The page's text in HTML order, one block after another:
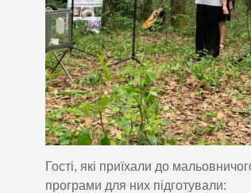
Гості, які приїхали до
програми для них підготували: